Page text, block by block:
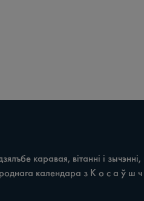
каравая, вітанні i зычэнні,
календара з К о с а ў ш ч